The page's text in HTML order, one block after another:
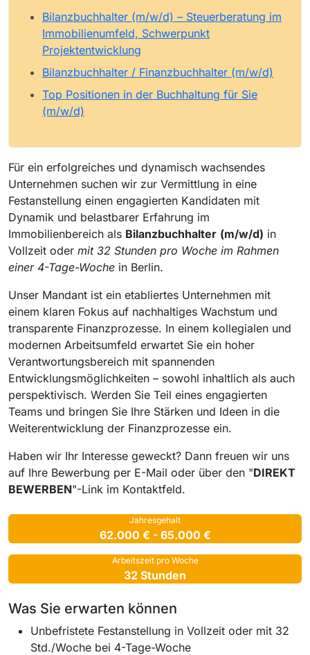
Bilanzbuchhalter (m/w/d) – Steuerberatung im
Immobilienumfeld, Schwerpunkt
Projektentwicklung
Bilanzbuchhalter / Finanzbuchhalter (m/w/d)
Top Positionen in der Buchhaltung für Sie
(m/w/d)
Für ein erfolgreiches und dynamisch wachsendes
Unternehmen suchen wir zur Vermittlung in eine
Festanstellung einen engagierten Kandidaten mit
Dynamik und belastbarer Erfahrung im
Immobilienbereich als Bilanzbuchhalter (m/w/d) in
Vollzeit oder mit 32 Stunden pro Woche im Rahmen
einer 4-Tage-Woche in Berlin.
Unser Mandant ist ein etabliertes Unternehmen mit
einem klaren Fokus auf nachhaltiges Wachstum und
transparente Finanzprozesse. In einem kollegialen und
modernen Arbeitsumfeld erwartet Sie ein hoher
Verantwortungsbereich mit spannenden
Entwicklungsmöglichkeiten – sowohl inhaltlich als auch
perspektivisch. Werden Sie Teil eines engagierten
Teams und bringen Sie Ihre Stärken und Ideen in die
Weiterentwicklung der Finanzprozesse ein.
Haben wir Ihr Interesse geweckt? Dann freuen wir uns
auf Ihre Bewerbung per E-Mail oder über den "DIREKT
BEWERBEN"-Link im Kontaktfeld.
Jahresgehalt
62.000 € - 65.000 €
Arbeitszeit pro Woche
32 Stunden
Was Sie erwarten können
Unbefristete Festanstellung in Vollzeit oder mit 32
Std./Woche bei 4-Tage-Woche